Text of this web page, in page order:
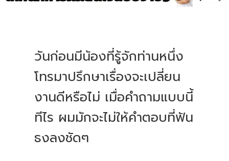
วันก่อนมีน้องที่รู้จักท่านหนึ่ง
โทรมาปรึกษาเรื่องจะเปลี่ยน
งานดีหรือไม่ เมื่อคำถามแบบนี้
ทีไร ผมมักจะไม่ให้คำตอบที่ฟัน
ธงลงชัดๆ